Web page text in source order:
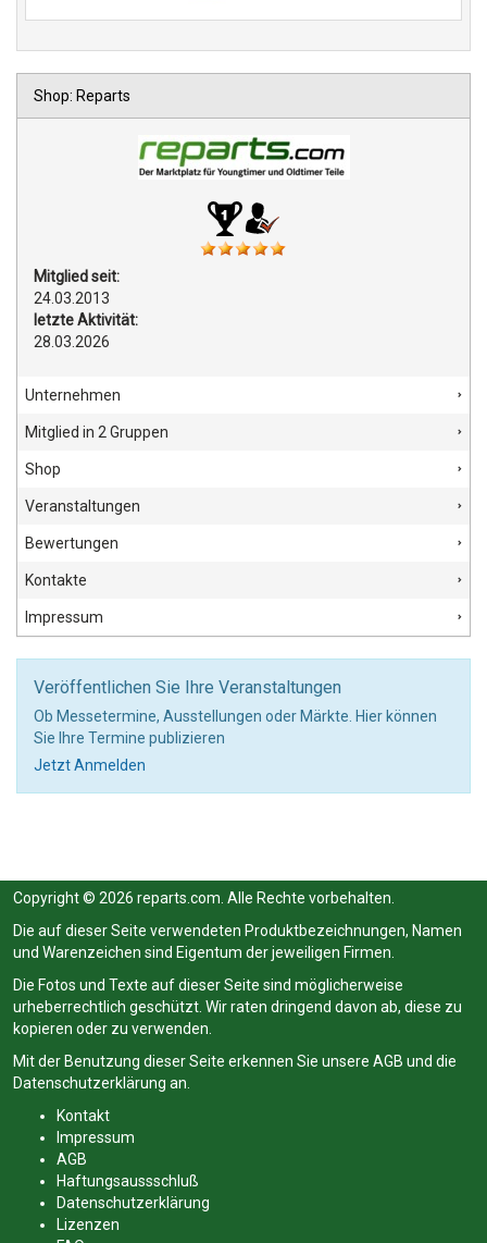
Shop: Reparts
Mitglied seit:
24.03.2013
letzte Aktivität:
28.03.2026
Unternehmen
Mitglied in 2 Gruppen
Shop
Veranstaltungen
Bewertungen
Kontakte
Impressum
Veröffentlichen Sie Ihre Veranstaltungen
Ob Messetermine, Ausstellungen oder Märkte. Hier können
Sie Ihre Termine publizieren
Jetzt Anmelden
Copyright © 2026 reparts.com. Alle Rechte vorbehalten.
Die auf dieser Seite verwendeten Produktbezeichnungen, Namen
und Warenzeichen sind Eigentum der jeweiligen Firmen.
Die Fotos und Texte auf dieser Seite sind möglicherweise
urheberrechtlich geschützt. Wir raten dringend davon ab, diese zu
kopieren oder zu verwenden.
Mit der Benutzung dieser Seite erkennen Sie unsere AGB und die
Datenschutzerklärung an.
Kontakt
Impressum
AGB
Haftungsaussschluß
Datenschutzerklärung
Lizenzen